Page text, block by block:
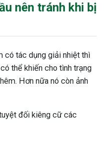
nên tránh khi bị
có tác dụng giải nhiệt thì
thể khiến cho tình trạng
Hơn nữa nó còn ảnh
đối kiêng cữ các